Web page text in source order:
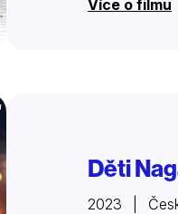
Více o filmu
Děti
2023 |